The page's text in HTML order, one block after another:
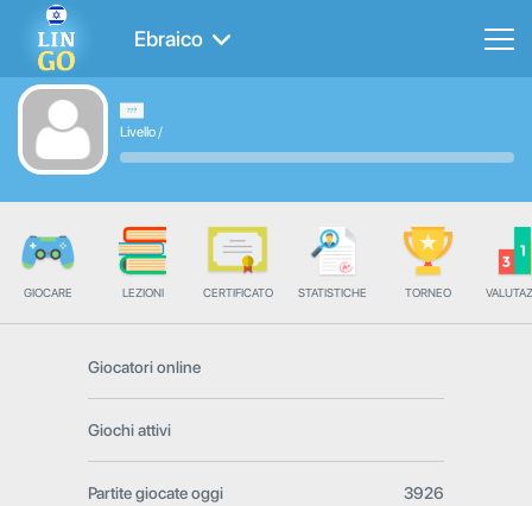
Ebraico
Livello/
GIOCARE LEZIONI CERTIFICATO STATISTICHE TORNEO
Giocatori online
Giochi attivi
Partite giocate oggi 3926